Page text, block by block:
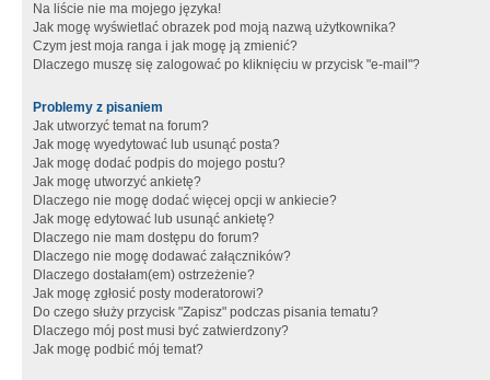
Na liście nie ma mojego języka!
Jak mogę wyświetlać obrazek pod moją nazwą użytkownika?
Czym jest moja ranga i jak mogę ją zmienić?
Dlaczego muszę się zalogować po kliknięciu w przycisk "e-mail"?
Problemy z pisaniem
Jak utworzyć temat na forum?
Jak mogę wyedytować lub usunąć posta?
Jak mogę dodać podpis do mojego postu?
Jak mogę utworzyć ankietę?
Dlaczego nie mogę dodać więcej opcji w ankiecie?
Jak mogę edytować lub usunąć ankietę?
Dlaczego nie mam dostępu do forum?
Dlaczego nie mogę dodawać załączników?
Dlaczego dostałam(em) ostrzeżenie?
Jak mogę zgłosić posty moderatorowi?
Do czego służy przycisk "Zapisz" podczas pisania tematu?
Dlaczego mój post musi być zatwierdzony?
Jak mogę podbić mój temat?